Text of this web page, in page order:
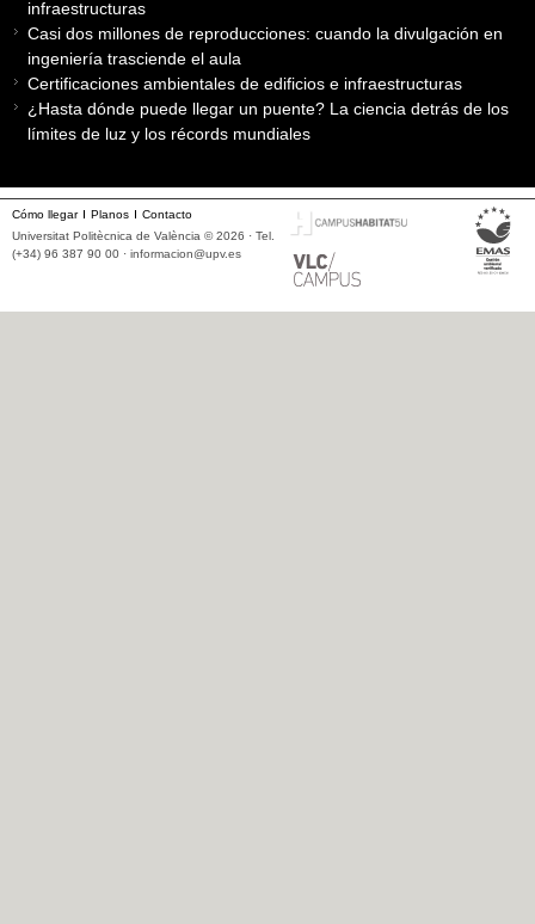
infraestructuras
Casi dos millones de reproducciones: cuando la divulgación en
ingeniería trasciende el aula
Certificaciones ambientales de edificios e infraestructuras
¿Hasta dónde puede llegar un puente? La ciencia detrás de los
límites de luz y los récords mundiales
Cómo llegar Planos
Contacto
Universitat Politècnica de València © 2026 · Tel.
(+34) 96 387 90 00 · informacion@upv.es